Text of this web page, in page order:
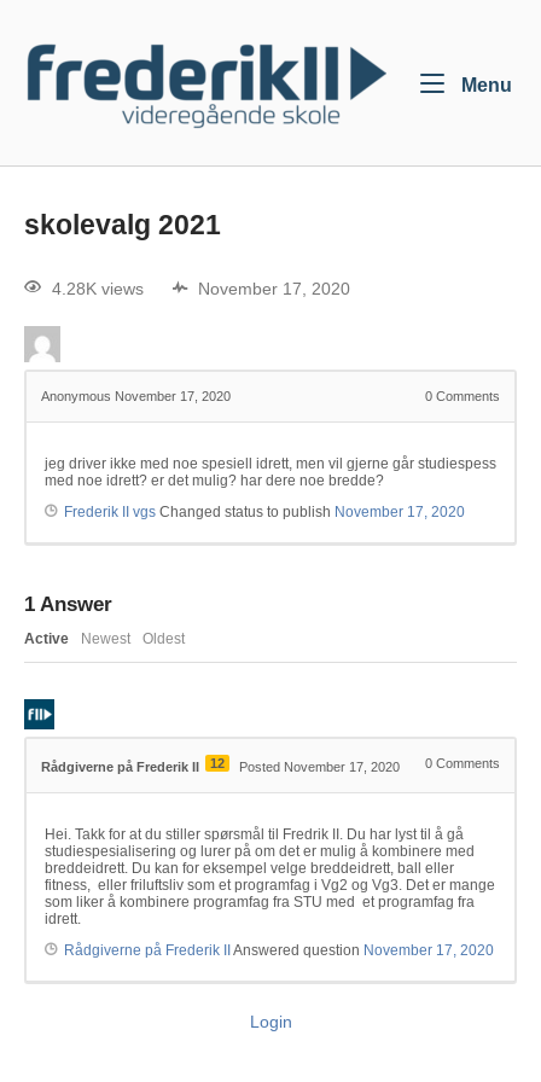
Menu
skolevalg 2021
4.28K views November 17, 2020
Anonymous November 17, 2020 0 Comments
jeg driver ikke med noe spesiell idrett, men vil gjerne går studiespess
med noe idrett? er det mulig? har dere noe bredde?
Frederik II vgs Changed status to publish November 17, 2020
1 Answer
Active Newest Oldest
Rådgiverne på Frederik II 12 Posted November 17, 2020 0 Comments
Hei. Takk for at du stiller spørsmål til Fredrik II. Du har lyst til å gå
studiespesialisering og lurer på om det er mulig å kombinere med
breddeidrett. Du kan for eksempel velge breddeidrett, ball eller
fitness, eller friluftsliv som et programfag i Vg2 og Vg3. Det er mange
som liker å kombinere programfag fra STU med et programfag fra
idrett.
Rådgiverne på Frederik II
Answered question November 17, 2020
Login